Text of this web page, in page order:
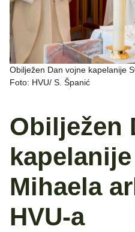
Obilježen Dan vojne kapelanije
Foto: HVU/ S. Španić
Obilježen
kapelanije
Mihaela
HVU-a